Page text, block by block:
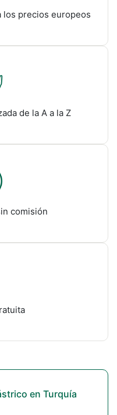
precios europeos
de la A a la Z
comisión
en Turquía